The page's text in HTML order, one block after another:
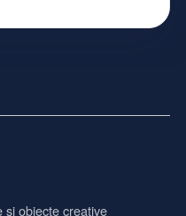
și obiecte creative